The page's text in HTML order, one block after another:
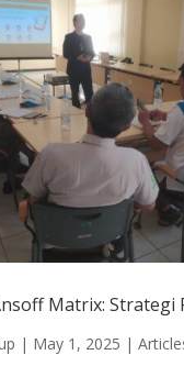
Matrix: Strategi
| May 1, 2025 |